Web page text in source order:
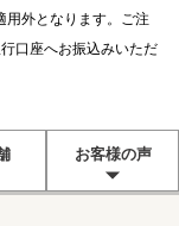
用外となります。ご注
口座へお振込みいただ
お客様の声